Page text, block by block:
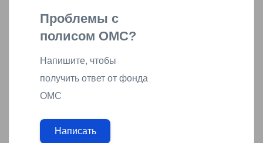
Проблемы с
полисом ОМС?
Напишите, чтобы
получить ответ от фонда
ОМС
Написать